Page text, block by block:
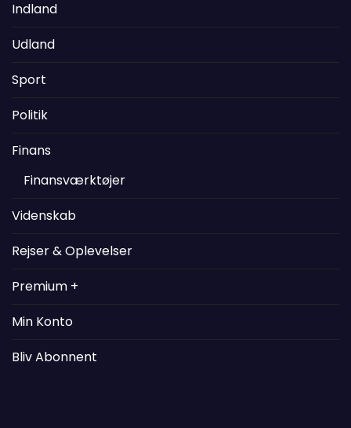
Indland
Udland
Sport
Politik
Finans
Finansværktøjer
Videnskab
Rejser & Oplevelser
Premium +
Min Konto
Bliv Abonnent